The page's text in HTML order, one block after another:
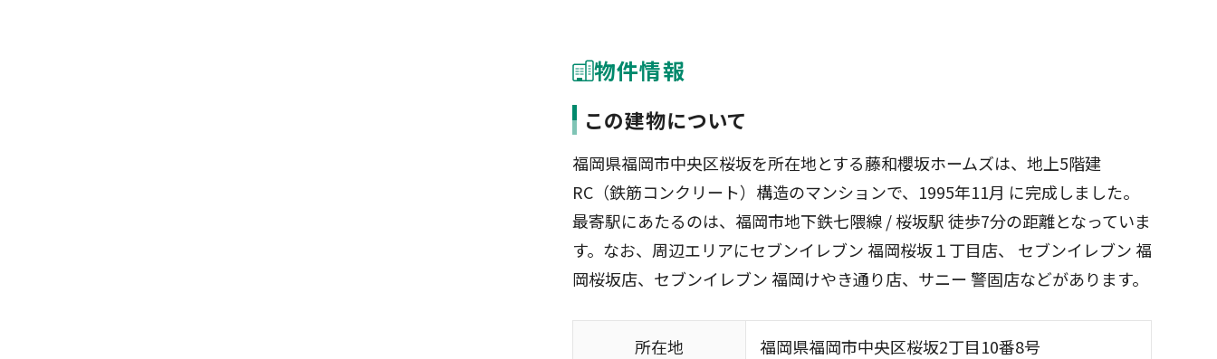
物件情報
この建物について
福岡県福岡市中央区桜坂を所在地とする藤和櫻坂ホームズは、地上5階建
RC（鉄筋コンクリート）構造のマンションで、1995年11月 に完成しました。
最寄駅にあたるのは、福岡市地下鉄七隈線 / 桜坂駅 徒歩7分の距離となっていま
す。なお、周辺エリアにセブンイレブン 福岡桜坂１丁目店、 セブンイレブン 福
岡桜坂店、セブンイレブン 福岡けやき通り店、サニー 警固店などがあります。
所在地 福岡県福岡市中央区桜坂2丁目10番8号